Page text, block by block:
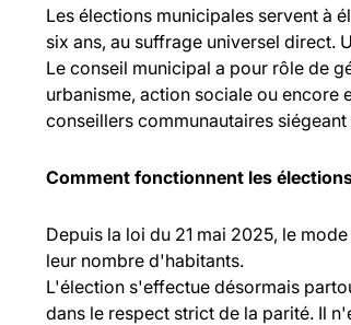
Les élections municipales servent à
six ans, au suffrage universel direct.
Le conseil municipal a pour rôle de
urbanisme, action sociale ou encore
conseillers communautaires
Comment fonctionnent les
Depuis la loi du 21 mai 2025, le
leur nombre d'habitants.
L'élection s'effectue désormais
dans le respect strict de la parité. Il